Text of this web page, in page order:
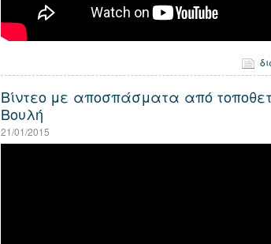
Βίντεο με αποσπάσματα από
Βουλή
21/01/2015